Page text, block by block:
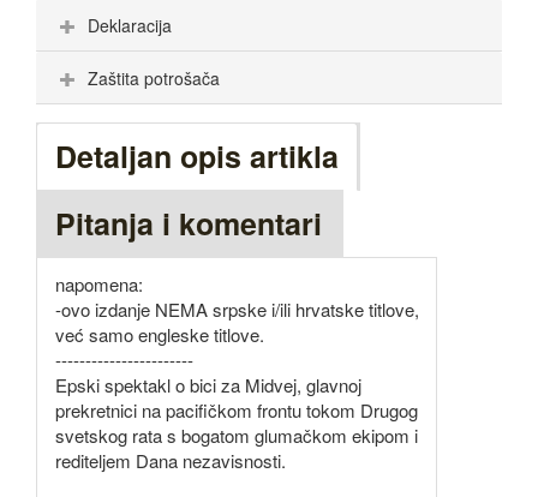
Deklaracija
Zaštita potrošača
Detaljan opis artikla
Pitanja i komentari
napomena:
-ovo izdanje NEMA srpske i/ili hrvatske titlove,
već samo engleske titlove.
-----------------------
Epski spektakl o bici za Midvej, glavnoj
prekretnici na pacifičkom frontu tokom Drugog
svetskog rata s bogatom glumačkom ekipom i
rediteljem Dana nezavisnosti.